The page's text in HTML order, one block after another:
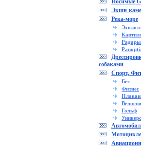
Носимые
Экшн-
Река-море
Радары
собаками
Спорт,
Бег
Фитнес
Гольф